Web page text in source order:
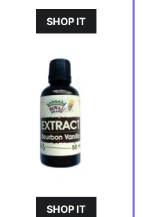
SHOP IT
SHOP IT